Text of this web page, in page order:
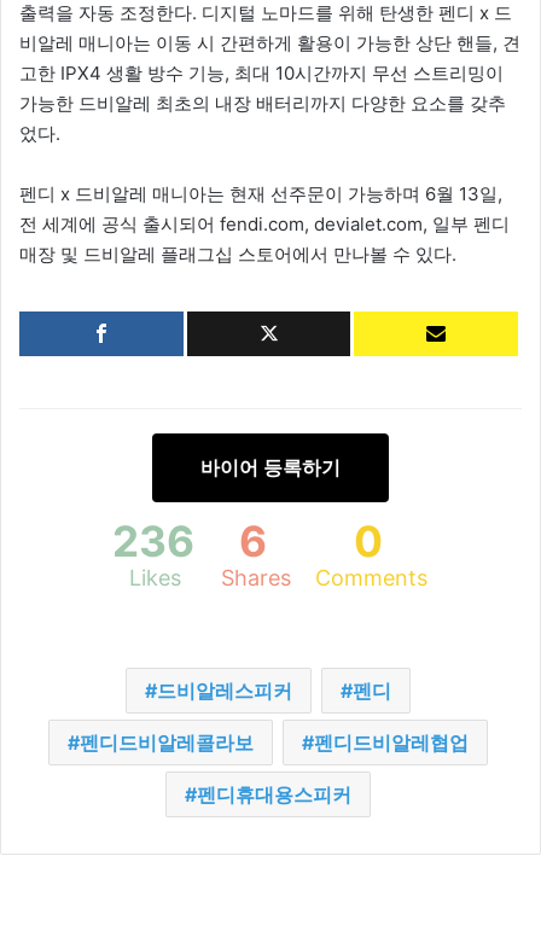
출력을 자동 조정한다. 디지털 노마드를 위해 탄생한 펜디 x 드
비알레 매니아는 이동 시 간편하게 활용이 가능한 상단 핸들, 견
고한 IPX4 생활 방수 기능, 최대 10시간까지 무선 스트리밍이
가능한 드비알레 최초의 내장 배터리까지 다양한 요소를 갖추
었다.
펜디 x 드비알레 매니아는 현재 선주문이 가능하며 6월 13일,
전 세계에 공식 출시되어 fendi.com, devialet.com, 일부 펜디
매장 및 드비알레 플래그십 스토어에서 만나볼 수 있다.
바이어 등록하기
236
Likes
6
Shares
0
Comments
드비알레스피커 펜디
펜디드비알레콜라보 펜디드비알레협업
펜디휴대용스피커